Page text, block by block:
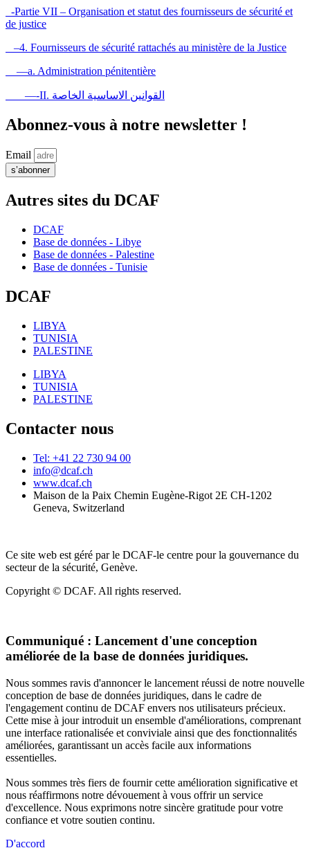
-Partie VII – Organisation et statut des fournisseurs de sécurité et
de justice
–4. Fournisseurs de sécurité rattachés au ministère de la Justice
—a. Administration pénitentière
—-II. القوانين الاساسية الخاصة
Abonnez-vous à notre newsletter !
Email
s’abonner
Autres sites du DCAF
DCAF
Base de données - Libye
Base de données - Palestine
Base de données - Tunisie
DCAF
LIBYA
TUNISIA
PALESTINE
LIBYA
TUNISIA
PALESTINE
Contacter nous
Tel: +41 22 730 94 00
info@dcaf.ch
www.dcaf.ch
Maison de la Paix Chemin Eugène-Rigot 2E CH-1202
Geneva, Switzerland
Ce site web est géré par le DCAF-le centre pour la gouvernance du
secteur de la sécurité, Genève.
Copyright © DCAF. All rights reserved.
Communiqué : Lancement d'une conception
améliorée de la base de données juridiques.
Nous sommes ravis d'annoncer le lancement réussi de notre nouvelle
conception de base de données juridiques, dans le cadre de
l'engagement continu de DCAF envers nos utilisateurs précieux.
Cette mise à jour introduit un ensemble d'améliorations, comprenant
une interface rationalisée et conviviale ainsi que des fonctionnalités
améliorées, garantissant un accès facile aux informations
essentielles.
Nous sommes très fiers de fournir cette amélioration significative et
nous réaffirmons notre dévouement à vous offrir un service
d'excellence. Nous exprimons notre sincère gratitude pour votre
confiance et votre soutien continu.
D'accord